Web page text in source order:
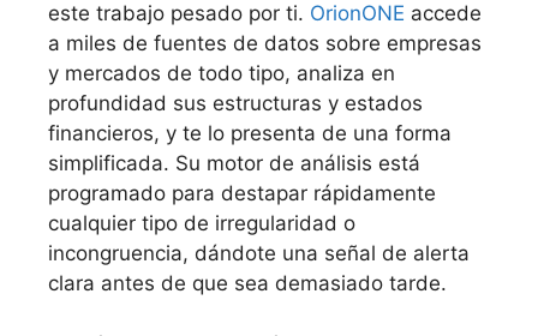
este trabajo pesado por ti. OrionONE accede
a miles de fuentes de datos sobre empresas
y mercados de todo tipo, analiza en
profundidad sus estructuras y estados
financieros, y te lo presenta de una forma
simplificada. Su motor de análisis está
programado para destapar rápidamente
cualquier tipo de irregularidad o
incongruencia, dándote una señal de alerta
clara antes de que sea demasiado tarde.